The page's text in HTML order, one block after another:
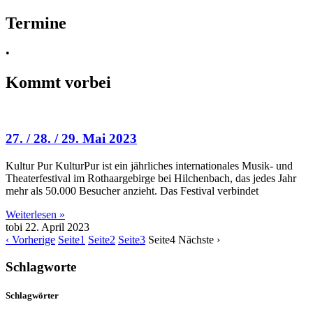
Termine
•
Kommt vorbei
27. / 28. / 29. Mai 2023
Kultur Pur KulturPur ist ein jährliches internationales Musik- und
Theaterfestival im Rothaargebirge bei Hilchenbach, das jedes Jahr
mehr als 50.000 Besucher anzieht. Das Festival verbindet
Weiterlesen »
tobi 22. April 2023
‹ Vorherige Seite1 Seite2 Seite3 Seite4 Nächste ›
Schlagworte
Schlagwörter